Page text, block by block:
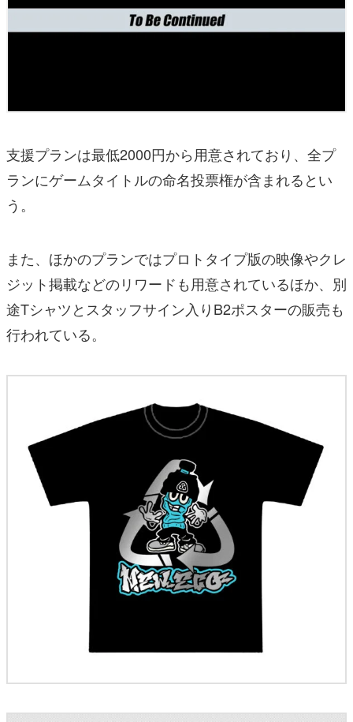
支援プランは最低2000円から用意されており、全プ
ランにゲームタイトルの命名投票権が含まれるとい
う。
また、ほかのプランではプロトタイプ版の映像やクレ
ジット掲載などのリワードも用意されているほか、別
途Tシャツとスタッフサイン入りB2ポスターの販売も
行われている。